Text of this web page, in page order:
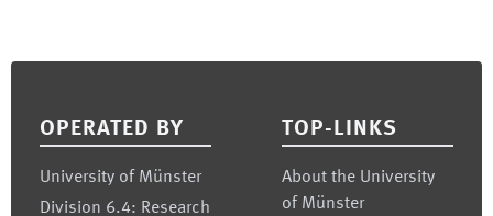
OPERATED BY
University of Münster
Division 6.4: Research
TOP-LINKS
About the University
of Münster